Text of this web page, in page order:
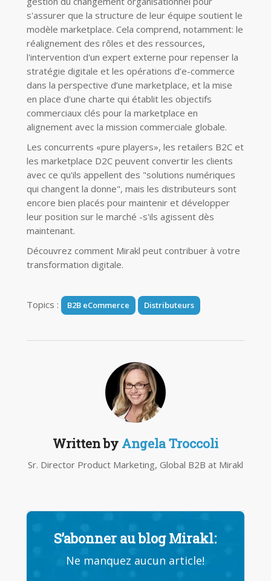
s'assurer que la structure de leur équipe soutient le
modèle marketplace. Cela comprend, notamment: le
réalignement des rôles et des ressources,
l'intervention d'un expert externe pour repenser la
stratégie digitale et les opérations d’e-commerce
dans la perspective d’une marketplace, et la mise
en place d'une charte qui établit les objectifs
commerciaux clés pour la marketplace en
alignement avec la mission commerciale globale.
Les concurrents «pure players», les retailers B2C et
les marketplace D2C peuvent convertir les clients
avec ce qu'ils appellent des "solutions numériques
qui changent la donne", mais les distributeurs sont
encore bien placés pour maintenir et développer
leur position sur le marché -s'ils agissent dès
maintenant.
Découvrez comment Mirakl peut contribuer à votre
transformation digitale.
Topics : B2B eCommerce Distributeurs
Written by Angela Troccoli
Sr. Director Product Marketing, Global B2B at Mirakl
S’abonner au blog Mirakl:
Ne manquez aucun article!